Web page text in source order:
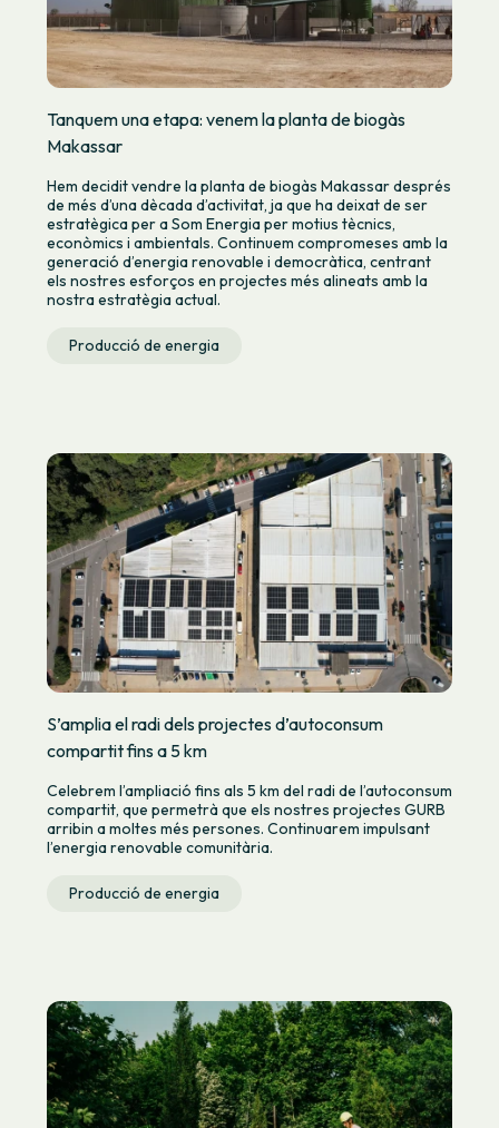
Tanquem una etapa: venem la planta de biogàs
Makassar
Hem decidit vendre la planta de biogàs Makassar després
de més d’una dècada d’activitat, ja que ha deixat de ser
estratègica per a Som Energia per motius tècnics,
econòmics i ambientals. Continuem compromeses amb la
generació d’energia renovable i democràtica, centrant
els nostres esforços en projectes més alineats amb la
nostra estratègia actual.
Producció de energia
S’amplia el radi dels projectes d’autoconsum
compartit fins a 5 km
Celebrem l’ampliació fins als 5 km del radi de l’autoconsum
compartit, que permetrà que els nostres projectes GURB
arribin a moltes més persones. Continuarem impulsant
l’energia renovable comunitària.
Producció de energia